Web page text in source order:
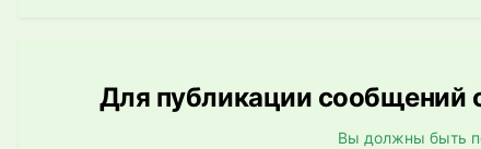
Для публикации сообщений
Вы должны быть